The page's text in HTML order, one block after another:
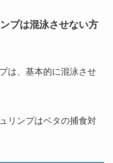
プは混泳させない方
は、基本的に混泳させ
リンプはベタの捕食対